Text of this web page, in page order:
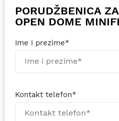
PORUDŽBENICA
OPEN DOME
Ime i prezime*
Kontakt telefon*